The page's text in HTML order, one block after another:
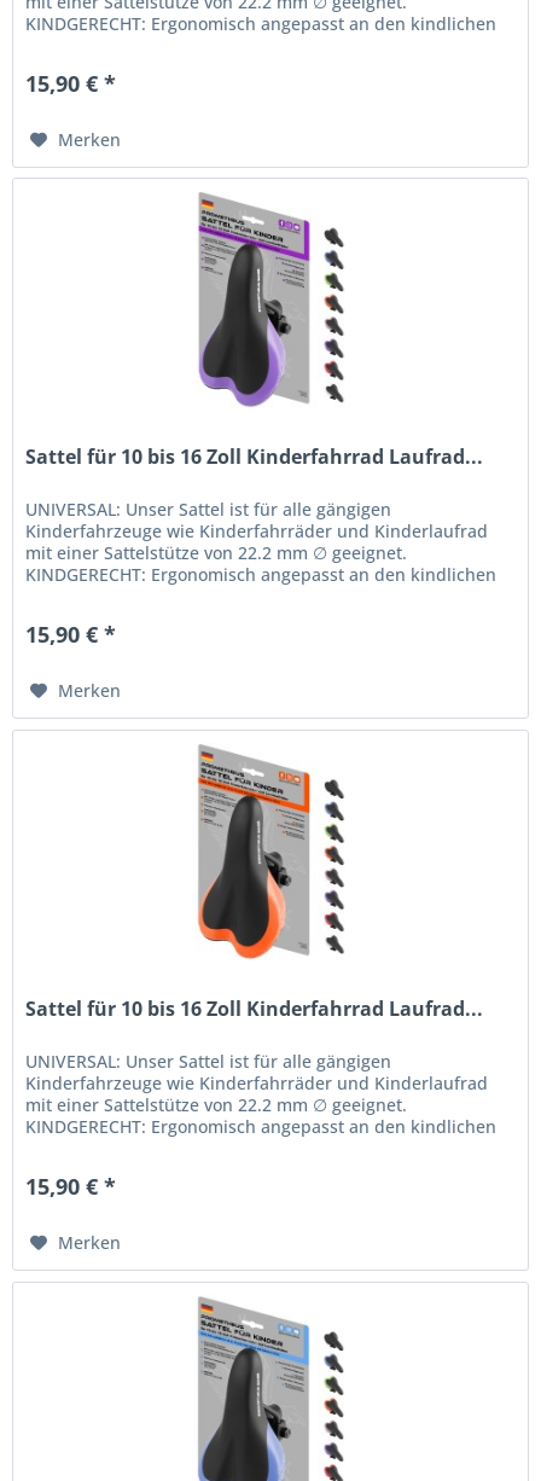
KINDGERECHT: Ergonomisch angepasst an den kindlichen
15,90 € *
Merken
Sattel für 10 bis 16 Zoll Kinderfahrrad Laufrad...
UNIVERSAL: Unser Sattel ist für alle gängigen
Kinderfahrzeuge wie Kinderfahrräder und Kinderlaufrad
mit einer Sattelstütze von 22.2 mm ∅ geeignet.
KINDGERECHT: Ergonomisch angepasst an den kindlichen
15,90 € *
Merken
Sattel für 10 bis 16 Zoll Kinderfahrrad Laufrad...
UNIVERSAL: Unser Sattel ist für alle gängigen
Kinderfahrzeuge wie Kinderfahrräder und Kinderlaufrad
mit einer Sattelstütze von 22.2 mm ∅ geeignet.
KINDGERECHT: Ergonomisch angepasst an den kindlichen
15,90 € *
Merken